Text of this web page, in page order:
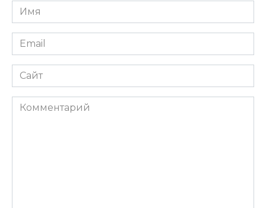
Имя
*
Email
*
Сайт
Комментарий